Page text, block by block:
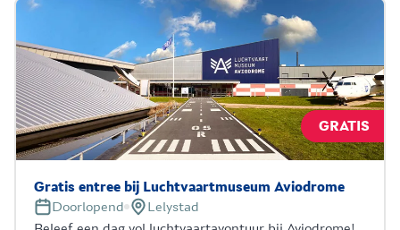
GRATIS
Gratis entree bij Luchtvaartmuseum Aviodrome
Doorlopend
Lelystad